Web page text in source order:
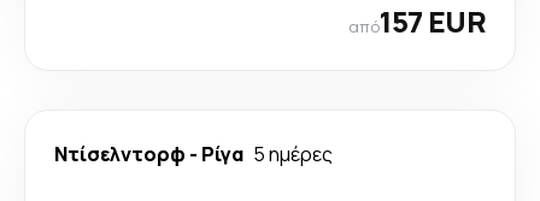
από157 EUR
Ντίσελντορφ - Ρίγα 5 ημέρες